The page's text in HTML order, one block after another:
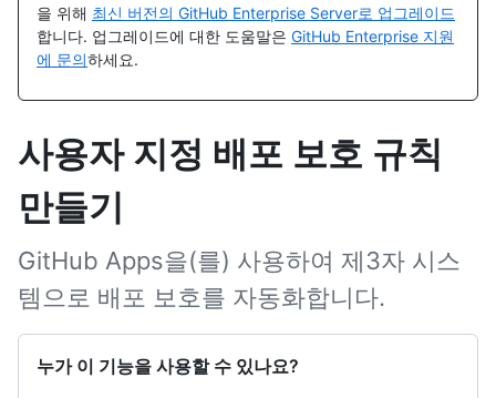
을 위해 최신 버전의 GitHub Enterprise Server로 업그레이드
합니다. 업그레이드에 대한 도움말은 GitHub Enterprise 지원
에 문의하세요.
사용자 지정 배포 보호 규칙
만들기
GitHub Apps을(를) 사용하여 제3자 시스
템으로 배포 보호를 자동화합니다.
누가 이 기능을 사용할 수 있나요?